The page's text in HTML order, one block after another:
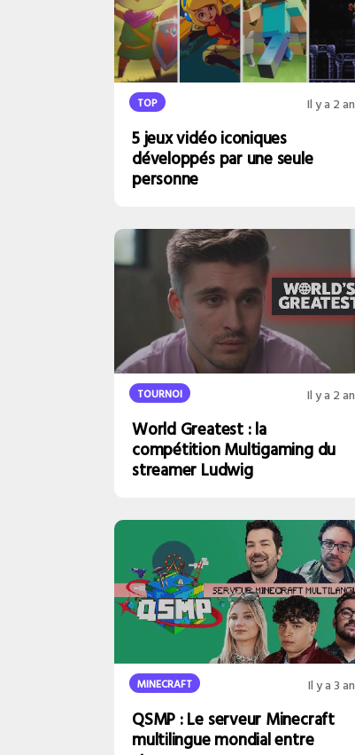
TOP Il y a 2
5 jeux vidéo iconiques
développés par une seule
personne
TOURNOI Il y a 2
World Greatest : la
compétition Multigaming du
streamer Ludwig
MINECRAFT Il y a 3
QSMP : Le serveur Minecraft
multilingue mondial entre